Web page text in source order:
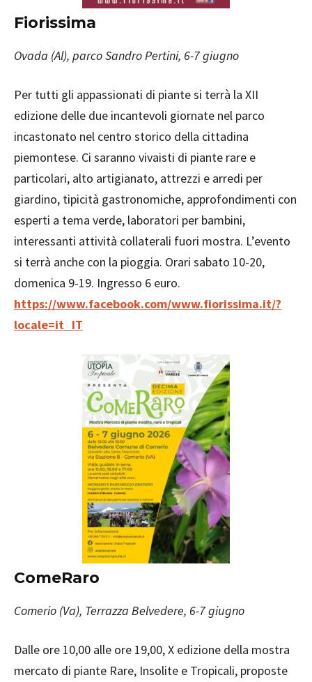
Fiorissima
Ovada (Al), parco Sandro Pertini, 6-7 giugno
Per tutti gli appassionati di piante si terrà la XII
edizione delle due incantevoli giornate nel parco
incastonato nel centro storico della cittadina
piemontese. Ci saranno vivaisti di piante rare e
particolari, alto artigianato, attrezzi e arredi per
giardino, tipicità gastronomiche, approfondimenti con
esperti a tema verde, laboratori per bambini,
interessanti attività collaterali fuori mostra. L’evento
si terrà anche con la pioggia. Orari sabato 10-20,
domenica 9-19. Ingresso 6 euro.
https://www.facebook.com/www.fiorissima.it/?
locale=it_IT
ComeRaro
Comerio (Va), Terrazza Belvedere, 6-7 giugno
Dalle ore 10,00 alle ore 19,00, X edizione della mostra
mercato di piante Rare, Insolite e Tropicali, proposte